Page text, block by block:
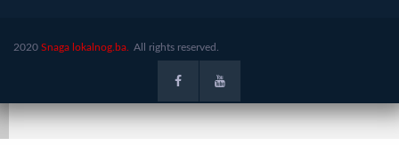
2020 Snaga lokalnog.ba. All rights reserved.